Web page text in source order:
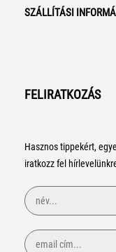
SZÁLLÍTÁSI
FELIRATKOZÁS
Hasznos tippekért,
iratkozz fel